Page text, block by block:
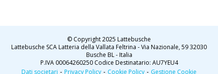
© Copyright 2025 Lattebusche
Lattebusche SCA Latteria della Vallata Feltrina - Via Nazionale, 59 32030
Busche BL - Italia
P.IVA 00064260250 Codice Destinatario: AU7YEU4
Dati societari - Privacy Policy - Cookie Policy - Gestione Cookie